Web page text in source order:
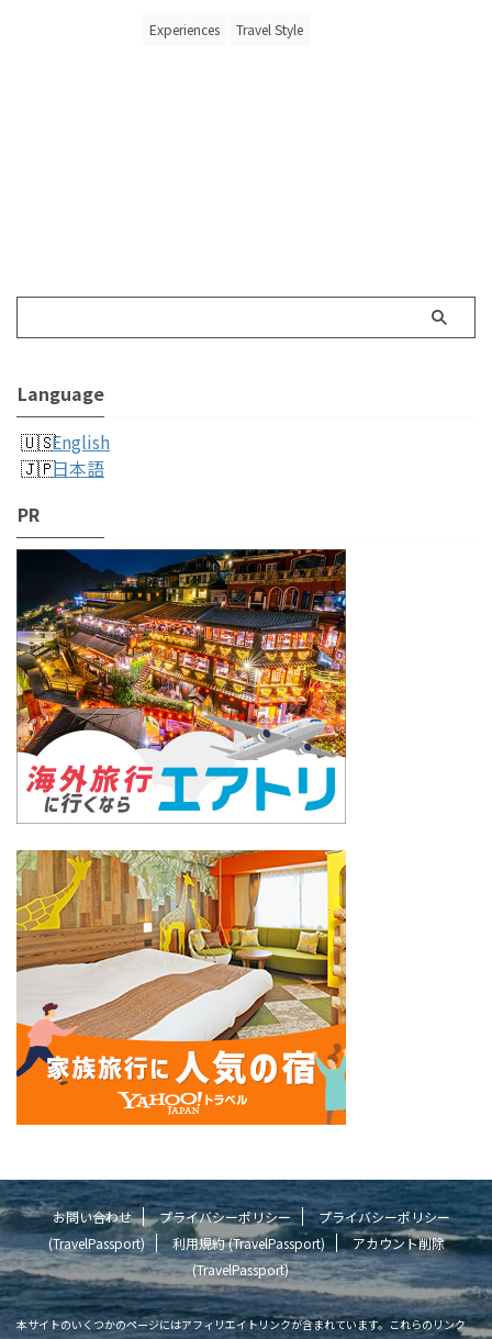
Experiences Travel Style
Language
English
日本語
PR
お問い合わせ プライバシーポリシー
プライバシーポリシー
(TravelPassport)
利用規約 (TravelPassport)
アカウント削除
(TravelPassport)
本サイトのいくつかのページにはアフィリエイトリンクが含まれています。これらのリンク